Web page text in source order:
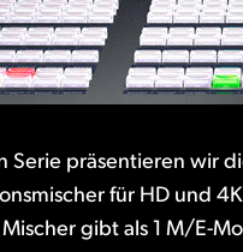
Serie präsentieren wir
für HD und
gibt als 1 M/E-
Media Player,
Der
jedem Eingang